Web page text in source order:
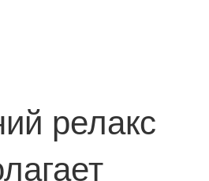
релакс